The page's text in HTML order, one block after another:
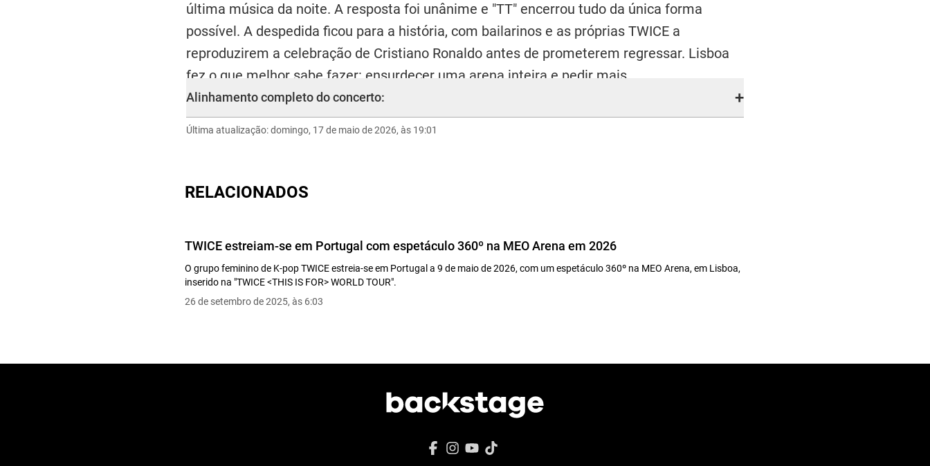
última música da noite. A resposta foi unânime e "TT" encerrou tudo da única forma
possível. A despedida ficou para a história, com bailarinos e as próprias TWICE a
reproduzirem a celebração de Cristiano Ronaldo antes de prometerem regressar. Lisboa
fez o que melhor sabe fazer: ensurdecer uma arena inteira e pedir mais.
Alinhamento completo do concerto: +
THIS IS FOR
SET ME FREE
MOONLIGHT SUNRISE
MARS
I GOT YOU
The Feels
HELL IN HEAVEN
Última atualização: domingo, 17 de maio de 2026, às 19:01
RELACIONADOS
TWICE estreiam-se em Portugal com espetáculo 360º na MEO Arena em 2026
O grupo feminino de K-pop TWICE estreia-se em Portugal a 9 de maio de 2026, com um espetáculo 360º na MEO Arena, em Lisboa,
inserido na "TWICE <THIS IS FOR> WORLD TOUR".
26 de setembro de 2025, às 6:03